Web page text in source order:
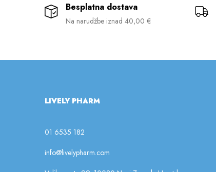
Besplatna dostava
Na narudžbe iznad 40,00 €
LIVELY PHARM
01 6535 182
info@livelypharm.com